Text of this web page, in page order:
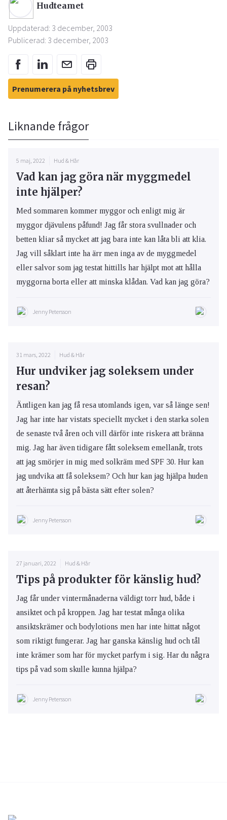
Hudteamet
Uppdaterad: 3 december, 2003
Publicerad: 3 december, 2003
Prenumerera på nyhetsbrev
Liknande frågor
5 maj, 2022 Hud & Hår
Vad kan jag göra när myggmedel
inte hjälper?
Med sommaren kommer myggor och enligt mig är
myggor djävulens påfund! Jag får stora svullnader och
betten kliar så mycket att jag bara inte kan låta bli att klia.
Jag vill såklart inte ha ärr men inga av de myggmedel
eller salvor som jag testat hittills har hjälpt mot att hålla
myggorna borta eller att minska klådan. Vad kan jag göra?
Jenny Petersson
31 mars, 2022 Hud & Hår
Hur undviker jag soleksem under
resan?
Äntligen kan jag få resa utomlands igen, var så länge sen!
Jag har inte har vistats speciellt mycket i den starka solen
de senaste två åren och vill därför inte riskera att bränna
mig. Jag har även tidigare fått soleksem emellanåt, trots
att jag smörjer in mig med solkräm med SPF 30. Hur kan
jag undvika att få soleksem? Och hur kan jag hjälpa huden
att återhämta sig på bästa sätt efter solen?
Jenny Petersson
27 januari, 2022 Hud & Hår
Tips på produkter för känslig hud?
Jag får under vintermånaderna väldigt torr hud, både i
ansiktet och på kroppen. Jag har testat många olika
ansiktskrämer och bodylotions men har inte hittat något
som riktigt fungerar. Jag har ganska känslig hud och tål
inte krämer som har för mycket parfym i sig. Har du några
tips på vad som skulle kunna hjälpa?
Jenny Petersson